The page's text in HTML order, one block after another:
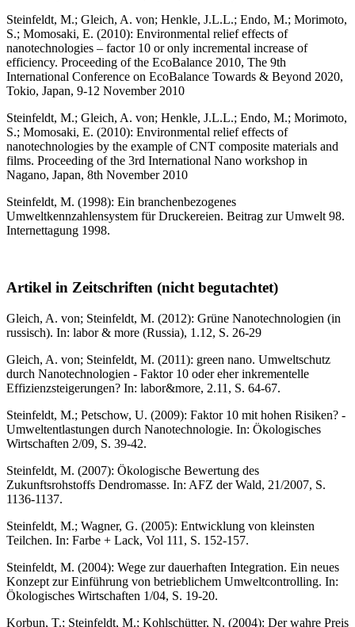
Steinfeldt, M.; Gleich, A. von; Henkle, J.L.L.; Endo, M.; Morimoto,
S.; Momosaki, E. (2010): Environmental relief effects of
nanotechnologies – factor 10 or only incremental increase of
efficiency. Proceeding of the EcoBalance 2010, The 9th
International Conference on EcoBalance Towards & Beyond 2020,
Tokio, Japan, 9-12 November 2010
Steinfeldt, M.; Gleich, A. von; Henkle, J.L.L.; Endo, M.; Morimoto,
S.; Momosaki, E. (2010): Environmental relief effects of
nanotechnologies by the example of CNT composite materials and
films. Proceeding of the 3rd International Nano workshop in
Nagano, Japan, 8th November 2010
Steinfeldt, M. (1998): Ein branchenbezogenes
Umweltkennzahlensystem für Druckereien. Beitrag zur Umwelt 98.
Internettagung 1998.
Artikel in Zeitschriften (nicht begutachtet)
Gleich, A. von; Steinfeldt, M. (2012): Grüne Nanotechnologien (in
russisch). In: labor & more (Russia), 1.12, S. 26-29
Gleich, A. von; Steinfeldt, M. (2011): green nano. Umweltschutz
durch Nanotechnologien - Faktor 10 oder eher inkrementelle
Effizienzsteigerungen? In: labor&more, 2.11, S. 64-67.
Steinfeldt, M.; Petschow, U. (2009): Faktor 10 mit hohen Risiken? -
Umweltentlastungen durch Nanotechnologie. In: Ökologisches
Wirtschaften 2/09, S. 39-42.
Steinfeldt, M. (2007): Ökologische Bewertung des
Zukunftsrohstoffs Dendromasse. In: AFZ der Wald, 21/2007, S.
1136-1137.
Steinfeldt, M.; Wagner, G. (2005): Entwicklung von kleinsten
Teilchen. In: Farbe + Lack, Vol 111, S. 152-157.
Steinfeldt, M. (2004): Wege zur dauerhaften Integration. Ein neues
Konzept zur Einführung von betrieblichem Umweltcontrolling. In:
Ökologisches Wirtschaften 1/04, S. 19-20.
Korbun, T.; Steinfeldt, M.; Kohlschütter, N. (2004): Der wahre Preis